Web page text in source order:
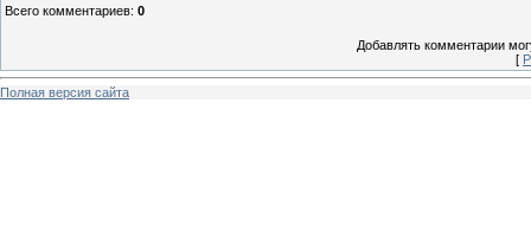
Всего комментариев: 0
Добавлять комментарии
[
Полная версия сайта